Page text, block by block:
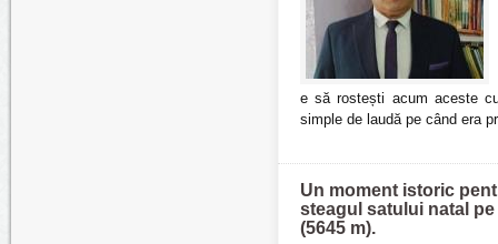
e să rostești acum aceste
simple de laudă pe când era
Un moment istoric
steagul satului natal
(5645 m).